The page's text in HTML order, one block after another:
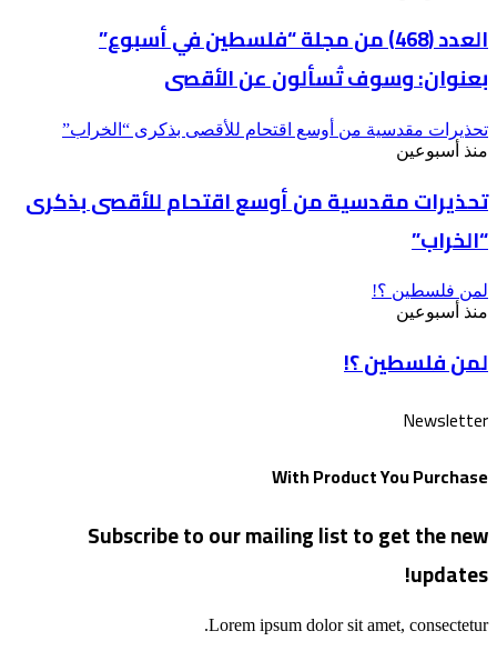
العدد (468) من مجلة “فلسطين في أسبوع”
بعنوان: وسوف تُسألون عن الأقصى
تحذيرات مقدسية من أوسع اقتحام للأقصى بذكرى “الخراب”
منذ أسبوعين
تحذيرات مقدسية من أوسع اقتحام للأقصى بذكرى
“الخراب”
لمن فلسطين ؟!
منذ أسبوعين
لمن فلسطين ؟!
Newsletter
With Product You Purchase
Subscribe to our mailing list to get the new
updates!
Lorem ipsum dolor sit amet, consectetur.